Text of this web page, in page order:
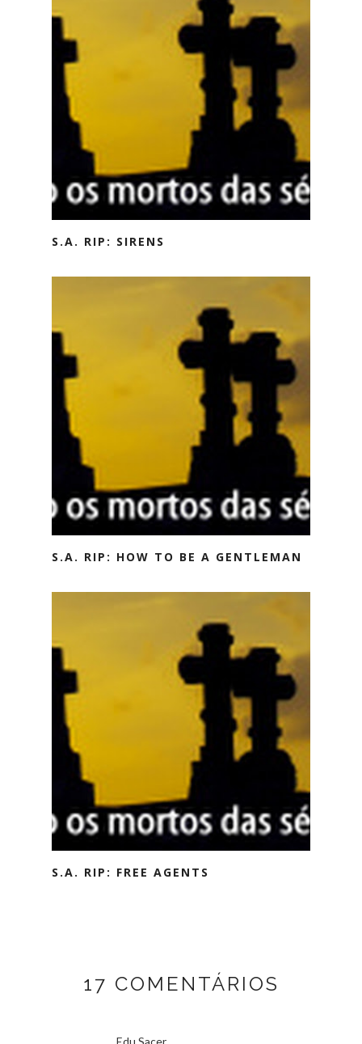
S.A. RIP: SIRENS
S.A. RIP: HOW TO BE A GENTLEMAN
S.A. RIP: FREE AGENTS
17 COMENTÁRIOS